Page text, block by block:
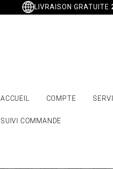
LIVRAISON GRATUITE
ACCUEIL COMPTE
SUIVI COMMANDE